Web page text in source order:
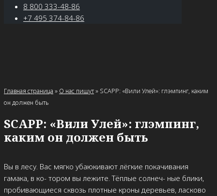
8 800 333-48-86
+7 495 374-84-86
Главная страница » О нас пишут» SCAPP: «Вили Улей»: глэмпинг, каким
он должен быть
SCAPP: «Вили Улей»: глэмпинг,
каким он должен быть
Вы в лесу. Вас мягко убаюкивают лёгкие покачивания
гамака, в ко- тором вы лежите. Тёплые солнеч- ные блики,
пробивающиеся сквозь плотные кроны деревьев, ласково